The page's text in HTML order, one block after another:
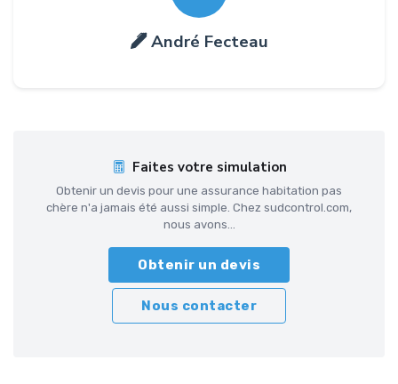
André Fecteau
Faites votre simulation
Obtenir un devis pour une assurance habitation pas
chère n'a jamais été aussi simple. Chez sudcontrol.com,
nous avons...
Obtenir un devis
Nous contacter